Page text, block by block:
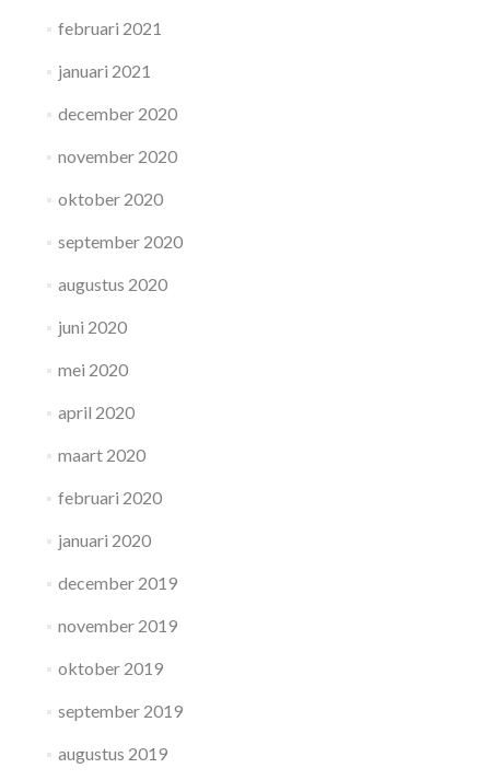
februari 2021
januari 2021
december 2020
november 2020
oktober 2020
september 2020
augustus 2020
juni 2020
mei 2020
april 2020
maart 2020
februari 2020
januari 2020
december 2019
november 2019
oktober 2019
september 2019
augustus 2019